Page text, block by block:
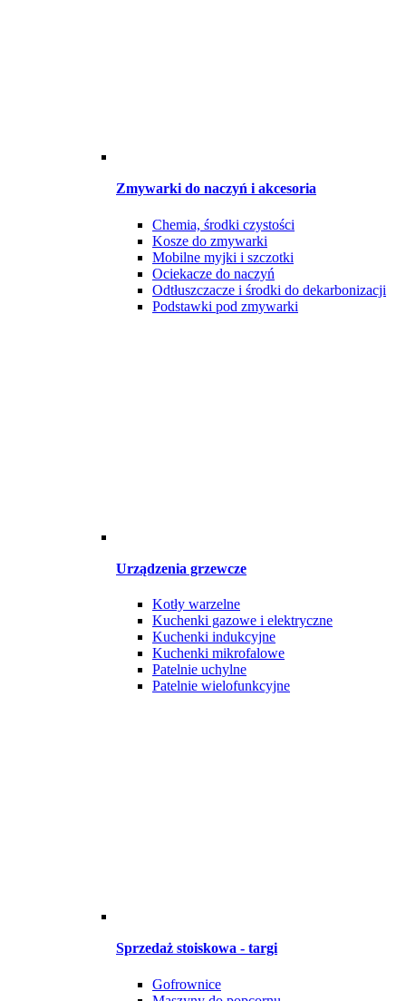
Zmywarki do naczyń i akcesoria
Chemia, środki czystości
Kosze do zmywarki
Mobilne myjki i szczotki
Ociekacze do naczyń
Odtłuszczacze i środki do dekarbonizacji
Podstawki pod zmywarki
Urządzenia grzewcze
Kotły warzelne
Kuchenki gazowe i elektryczne
Kuchenki indukcyjne
Kuchenki mikrofalowe
Patelnie uchylne
Patelnie wielofunkcyjne
Sprzedaż stoiskowa - targi
Gofrownice